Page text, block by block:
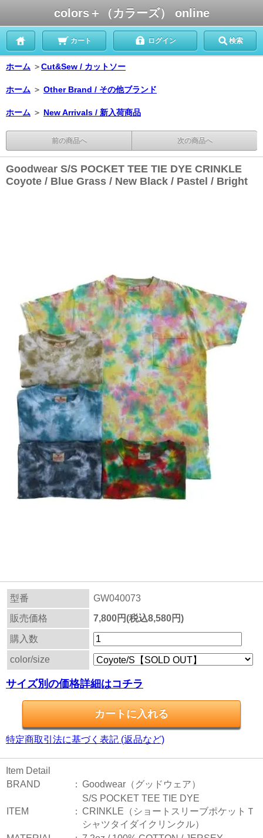
colors＋（カラーズ） online
カート ログイン 検索
ホーム ＞Cut&Sew / カットソー
ホーム ＞ Other Brand / その他ブランド
ホーム ＞ New Arrivals / 新入荷商品
前の商品へ 次の商品へ
Goodwear S/S POCKET TEE TIE DYE CRINKLE
Coyote / Blue Grass / New Black / Pastel / Bright
型番
GW040073
販売価格
7,800円(税込8,580円)
購入数
color/size
サイズ別の価格詳細はコチラ
特定商取引法に基づく表記 (返品など)
Item Detail
BRAND
： Goodwear（グッドウェア）
ITEM ：
S/S POCKET TEE TIE DYE
CRINKLE（ショートスリーブポケットＴ
シャツタイダイクリンクル）